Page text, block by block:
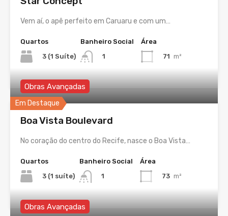
Vem aí, o apê perfeito em Caruaru e com um…
Quartos
3 (1 Suíte)
Banheiro Social
1
Área
71 m²
Em Destaque
Obras Avançadas
Boa Vista Boulevard
No coração do centro do Recife, nasce o Boa Vista…
Quartos
3 (1 suíte)
Banheiro Social
1
Área
73 m²
Obras Avançadas